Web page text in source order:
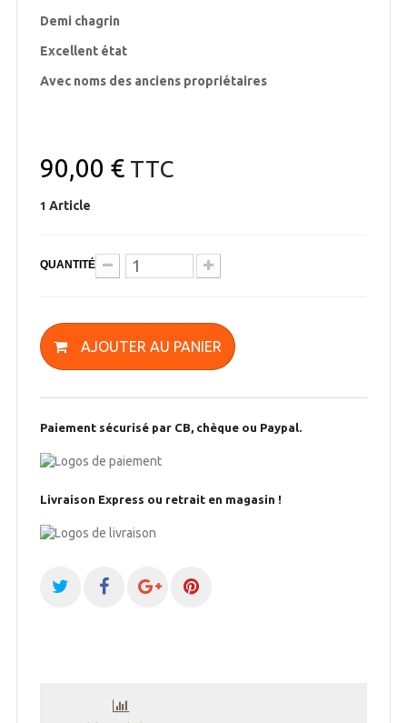
Demi chagrin
Excellent état
Avec noms des anciens propriétaires
90,00 €TTC
1 Article
QUANTITÉ
AJOUTER AU PANIER
Paiement sécurisé par CB, chèque ou Paypal.
Livraison Express ou retrait en magasin !